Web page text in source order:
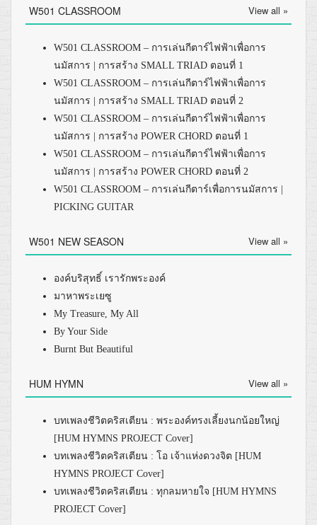
W501 CLASSROOM View all »
W501 CLASSROOM – การเล่นกีตาร์ไฟฟ้าเพื่อการ
นมัสการ | การสร้าง SMALL TRIAD ตอนที่ 1
W501 CLASSROOM – การเล่นกีตาร์ไฟฟ้าเพื่อการ
นมัสการ | การสร้าง SMALL TRIAD ตอนที่ 2
W501 CLASSROOM – การเล่นกีตาร์ไฟฟ้าเพื่อการ
นมัสการ | การสร้าง POWER CHORD ตอนที่ 1
W501 CLASSROOM – การเล่นกีตาร์ไฟฟ้าเพื่อการ
นมัสการ | การสร้าง POWER CHORD ตอนที่ 2
W501 CLASSROOM – การเล่นกีตาร์เพื่อการนมัสการ |
PICKING GUITAR
W501 NEW SEASON View all »
องค์บริสุทธิ์ เรารักพระองค์
มาหาพระเยซู
My Treasure, My All
By Your Side
Burnt But Beautiful
HUM HYMN View all »
บทเพลงชีวิตคริสเตียน : พระองค์ทรงเลี้ยงนกน้อยใหญ่
[HUM HYMNS PROJECT Cover]
บทเพลงชีวิตคริสเตียน : โอ เจ้าแห่งดวงจิต [HUM
HYMNS PROJECT Cover]
บทเพลงชีวิตคริสเตียน : ทุกลมหายใจ [HUM HYMNS
PROJECT Cover]